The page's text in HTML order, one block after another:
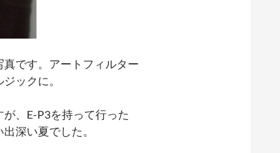
です。アートフィルター
ックに。
、E-P3を持って行った
深い夏でした。